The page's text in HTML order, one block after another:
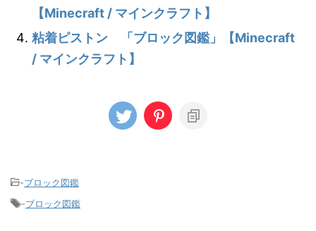
【Minecraft / マインクラフト】
粘着ピストン 「ブロック図鑑」【Minecraft
/ マインクラフト】
-ブロック図鑑
-ブロック図鑑